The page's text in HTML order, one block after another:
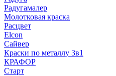
Радугамалер
Молотковая краска
Расцвет
Elcon
Сайвер
Краски по металлу 3в1
КРАФОР
Старт